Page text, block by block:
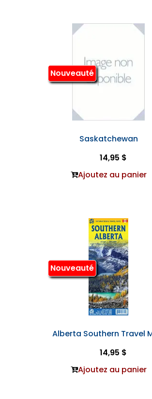
Nouveauté
Saskatchewan
14,95 $
Ajoutez au panier
Nouveauté
Alberta Southern Travel
14,95 $
Ajoutez au panier